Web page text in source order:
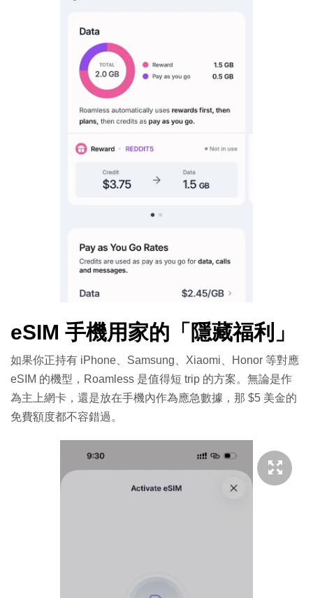
eSIM 手機用家的「隱藏福利」
如果你正持有 iPhone、Samsung、Xiaomi、Honor 等對應
eSIM 的機型，Roamless 是值得短 trip 的方案。無論是作
為主上網卡，還是放在手機內作為應急數據，那 $5 美金的
免費額度都不容錯過。